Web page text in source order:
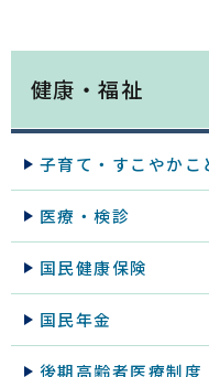
健康・福祉
子育て・すこやかこ
医療・検診
国民健康保険
国民年金
後期高齢者医療制度